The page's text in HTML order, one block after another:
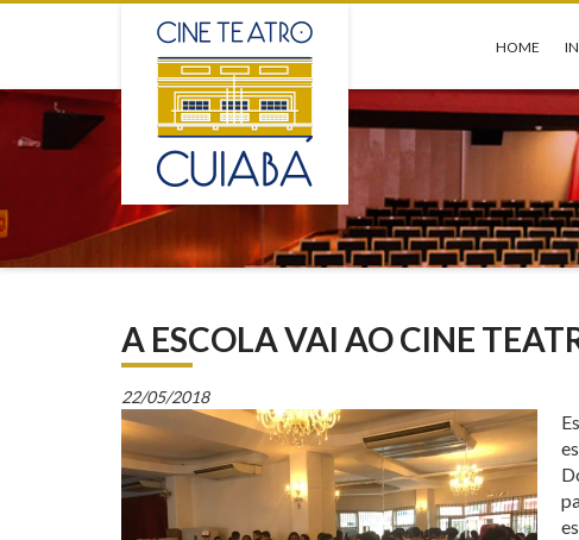
HOME
A ESCOLA VAI AO CINE
22/05/2018